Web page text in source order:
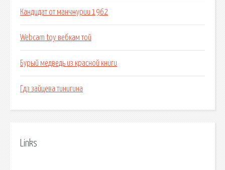
Кандидат от манчжурии 1962
Webcam toy вебкам той
Бурый медведь из красной книги
Гдз зайцева тинигина
Links